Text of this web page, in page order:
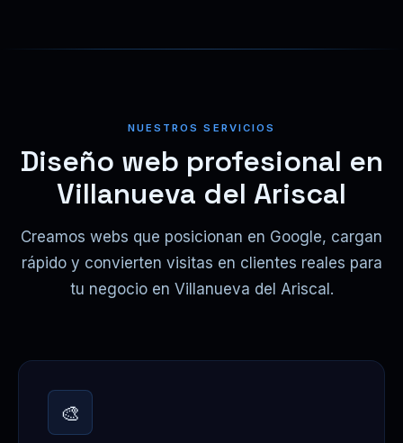
NUESTROS SERVICIOS
Diseño web profesional en
Villanueva del Ariscal
Creamos webs que posicionan en Google, cargan
rápido y convierten visitas en clientes reales para
tu negocio en Villanueva del Ariscal.
🎨